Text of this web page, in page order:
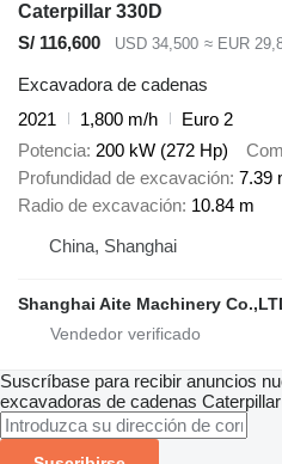
Caterpillar 330D
S/ 116,600
USD 34,500 ≈ EUR
Excavadora de cadenas
2021
1,800 m/h
Euro 2
Potencia 200 kW (272 Hp)
Profundidad de excavación 7.39
Radio de excavación 10.84 m
China, Shanghai
Shanghai Aite Machinery
Suscríbase para recibir anuncios
excavadoras de cadenas